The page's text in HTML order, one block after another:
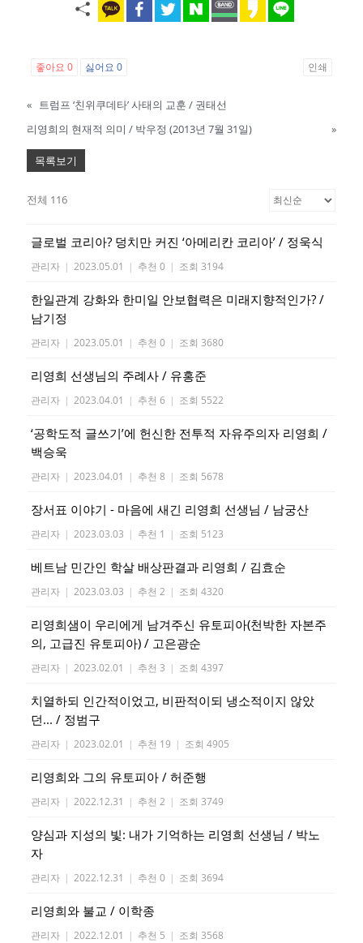
좋아요0 싫어요0 인쇄
« 트럼프 ‘친위쿠데타’ 사태의 교훈 / 권태선
리영희의 현재적 의미 / 박우정 (2013년 7월 31일)
»
목록보기
전체 116
글로벌 코리아? 덩치만 커진 ‘아메리칸 코리아’ / 정욱식
관리자 | 2023.05.01 | 추천 0 | 조회 3194
한일관계 강화와 한미일 안보협력은 미래지향적인가? /
남기정
관리자 | 2023.05.01 | 추천 0 | 조회 3680
리영희 선생님의 주례사 / 유홍준
관리자 | 2023.04.01 | 추천 6 | 조회 5522
‘공학도적 글쓰기’에 헌신한 전투적 자유주의자 리영희 /
백승욱
관리자 | 2023.04.01 | 추천 8 | 조회 5678
장서표 이야기 - 마음에 새긴 리영희 선생님 / 남궁산
관리자 | 2023.03.03 | 추천 1 | 조회 5123
베트남 민간인 학살 배상판결과 리영희 / 김효순
관리자 | 2023.03.03 | 추천 2 | 조회 4320
리영희샘이 우리에게 남겨주신 유토피아(천박한 자본주
의, 고급진 유토피아) / 고은광순
관리자 | 2023.02.01 | 추천 3 | 조회 4397
치열하되 인간적이었고, 비판적이되 냉소적이지 않았
던... / 정범구
관리자 | 2023.02.01 | 추천 19 | 조회 4905
리영희와 그의 유토피아 / 허준행
관리자 | 2022.12.31 | 추천 2 | 조회 3749
양심과 지성의 빛: 내가 기억하는 리영희 선생님 / 박노
자
관리자 | 2022.12.31 | 추천 0 | 조회 3694
리영희와 불교 / 이학종
관리자 | 2022.12.01 | 추천 5 | 조회 3568